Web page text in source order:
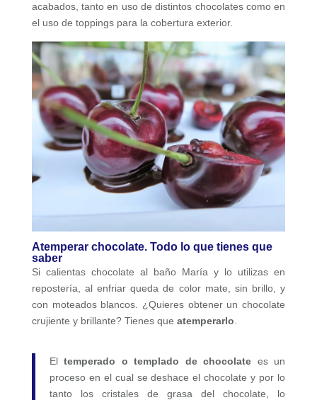
acabados, tanto en uso de distintos chocolates como en
el uso de toppings para la cobertura exterior.
Atemperar chocolate. Todo lo que tienes que
saber
Si calientas chocolate al baño María y lo utilizas en
repostería, al enfriar queda de color mate, sin brillo, y
con moteados blancos. ¿Quieres obtener un chocolate
crujiente y brillante? Tienes que atemperarlo
Eltemperado o templado de chocolate es un
proceso en el cual se deshace el chocolate y por lo
tanto los cristales de grasa del chocolate, lo